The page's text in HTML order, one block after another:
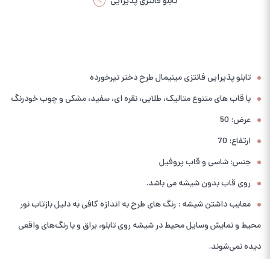
تابلو پذیرایی فانتزی مینیمال طرح دختر تیرخورده
با قاب های متنوع متالیک، طلایی، نقره ای، سفید، مشکی و چوب خودرنگ
عرض: 50
ارتفاع: 70
جنس: شاسی و قاب پروفیل
روی قاب بدون شیشه می باشد.
معایب داشتن شیشه : رنگ های طرح به اندازه کافی به دلیل بازتاب نور
محیط و نمایش وسایل محیط در شیشه روی تابلو، براق و با رنگ‌های واقعی
دیده نمی‌شوند.